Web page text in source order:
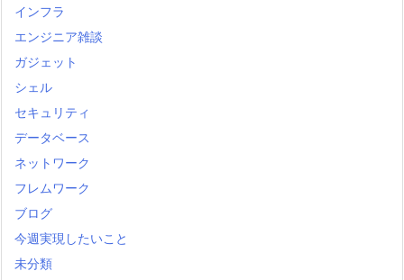
インフラ
エンジニア雑談
ガジェット
シェル
セキュリティ
データベース
ネットワーク
フレムワーク
ブログ
今週実現したいこと
未分類